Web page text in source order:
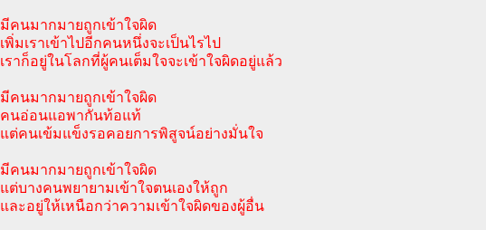
มีคนมากมายถูกเข้าใจผิด
เพิ่มเราเข้าไปอีกคนหนึ่งจะเป็นไรไป
เราก็อยู่ในโลกที่ผู้คนเต็มใจจะเข้าใจผิดอยู่แล้ว
มีคนมากมายถูกเข้าใจผิด
คนอ่อนแอพากันท้อแท้
แต่คนเข้มแข็งรอคอยการพิสูจน์อย่างมั่นใจ
มีคนมากมายถูกเข้าใจผิด
แต่บางคนพยายามเข้าใจตนเองให้ถูก
และอยู่ให้เหนือกว่าความเข้าใจผิดของผู้อื่น